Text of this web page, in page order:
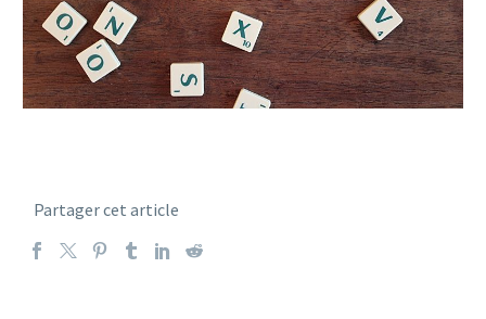
Partager cet article